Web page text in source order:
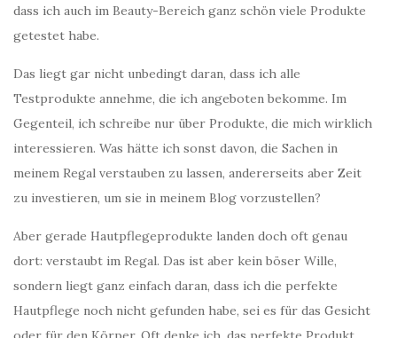
dass ich auch im Beauty-Bereich ganz schön viele Produkte
getestet habe.
Das liegt gar nicht unbedingt daran, dass ich alle
Testprodukte annehme, die ich angeboten bekomme. Im
Gegenteil, ich schreibe nur über Produkte, die mich wirklich
interessieren. Was hätte ich sonst davon, die Sachen in
meinem Regal verstauben zu lassen, andererseits aber Zeit
zu investieren, um sie in meinem Blog vorzustellen?
Aber gerade Hautpflegeprodukte landen doch oft genau
dort: verstaubt im Regal. Das ist aber kein böser Wille,
sondern liegt ganz einfach daran, dass ich die perfekte
Hautpflege noch nicht gefunden habe, sei es für das Gesicht